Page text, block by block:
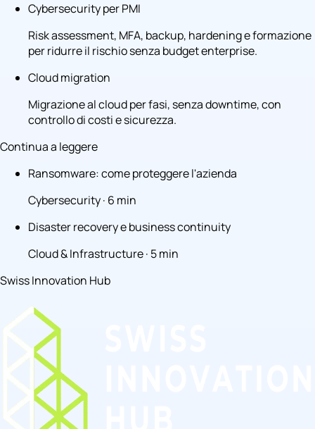
Cybersecurity per PMI
Risk assessment, MFA, backup, hardening e formazione
per ridurre il rischio senza budget enterprise.
Cloud migration
Migrazione al cloud per fasi, senza downtime, con
controllo di costi e sicurezza.
Continua a leggere
Ransomware: come proteggere l'azienda
Cybersecurity · 6 min
Disaster recovery e business continuity
Cloud & Infrastructure · 5 min
Swiss Innovation Hub